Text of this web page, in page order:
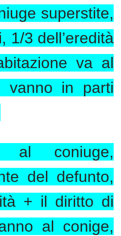
superstite,
1/3 dell’eredità
va al
vanno in parti
coniuge,
del defunto,
+ il diritto di
al conige,